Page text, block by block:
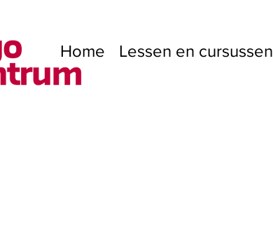
Home Lessen en cursussen